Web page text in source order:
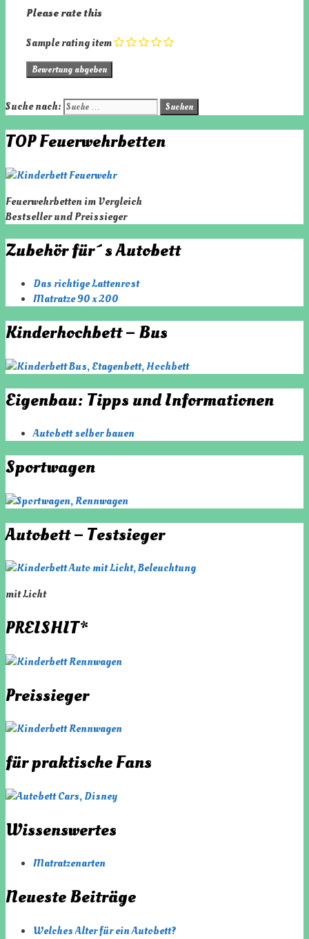
Please rate this
Sample rating item
Suche nach:
TOP Feuerwehrbetten
Feuerwehrbetten im Vergleich
Bestseller und Preissieger
Zubehör für´s Autobett
Das richtige Lattenrost
Matratze 90 x 200
Kinderhochbett – Bus
Eigenbau: Tipps und Informationen
Autobett selber bauen
Sportwagen
Autobett – Testsieger
mit Licht
PREISHIT*
Preissieger
für praktische Fans
Wissenswertes
Matratzenarten
Neueste Beiträge
Welches Alter für ein Autobett?